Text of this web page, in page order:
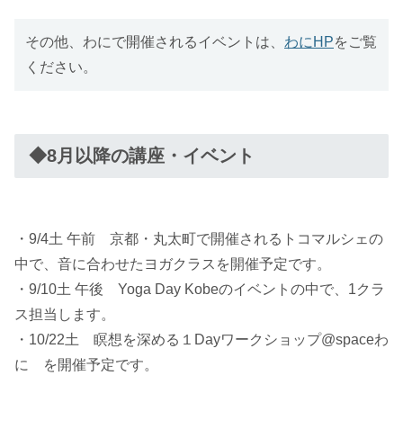
その他、わにで開催されるイベントは、 わにHPをご覧
ください。
◆8月以降の講座・イベント
・9/4土 午前 京都・丸太町で開催されるトコマルシェの
中で、音に合わせたヨガクラスを開催予定です。
・9/10土 午後 Yoga Day Kobeのイベントの中で、1クラ
ス担当します。
・10/22土 瞑想を深める１Dayワークショップ@spaceわ
に を開催予定です。